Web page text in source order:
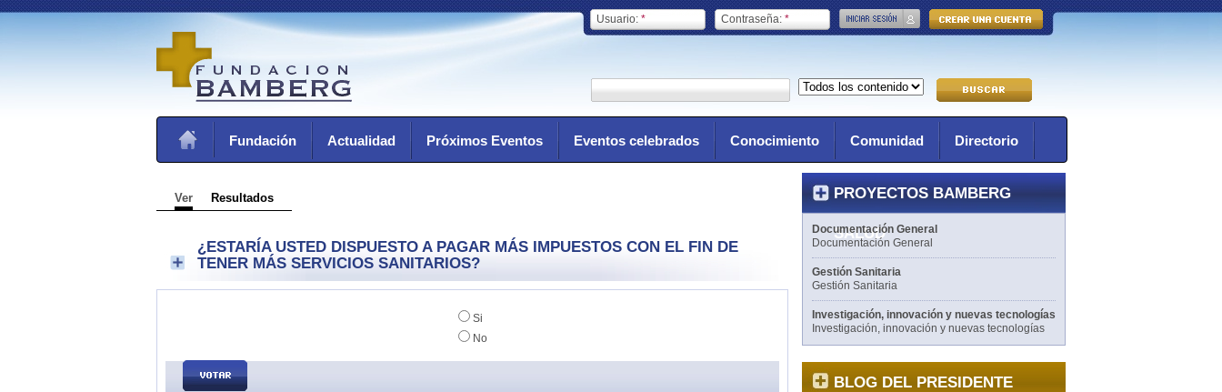
Usuario: * Contraseña: *
Fundación Actualidad Próximos Eventos Eventos celebrados Conocimiento Comunidad Directorio
Ver Resultados
¿ESTARÍA USTED DISPUESTO A PAGAR MÁS IMPUESTOS CON EL FIN DE
TENER MÁS SERVICIOS SANITARIOS?
Si
No
PROYECTOS BAMBERG
SALUD
Documentación General
Documentación General
Gestión Sanitaria
Gestión Sanitaria
Investigación, innovación y nuevas tecnologías
Investigación, innovación y nuevas tecnologías
BLOG DEL PRESIDENTE